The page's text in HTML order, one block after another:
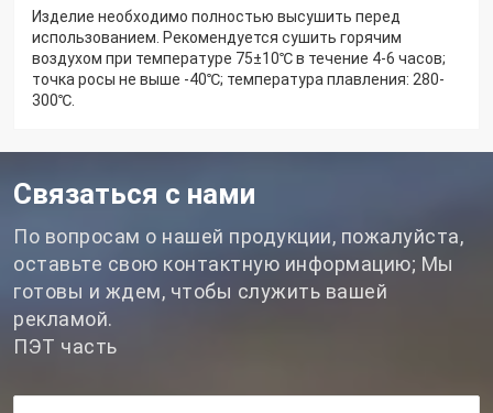
Изделие необходимо полностью высушить перед
использованием. Рекомендуется сушить горячим
воздухом при температуре 75±10℃ в течение 4-6 часов;
точка росы не выше -40℃; температура плавления: 280-
300℃.
Связаться с нами
По вопросам о нашей продукции, пожалуйста,
оставьте свою контактную информацию; Мы
готовы и ждем, чтобы служить вашей
рекламой.
ПЭТ часть